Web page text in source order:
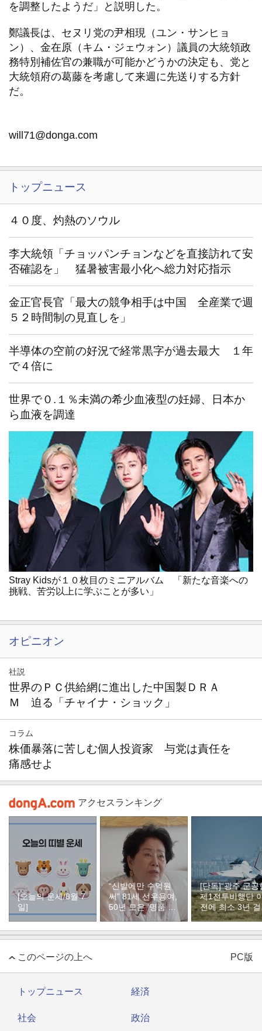
を調整したようだ」と説明した。
鄭議長は、セヌリ党の尹相現（ユン・サンヒョ
ン）、金在原（キム・ジェウォン）議員の大統領政
務特別補佐官の兼職が可能かどうかの決定も、党と
大統領府の葛藤を考慮して来週に先送りする方針
だ。
will71@donga.com
トップニュース
４０度、灼熱のソウル
李大統領「チョッパンチョンなどを直接訪れて安
否確認を」 猛暑被害最小化へ総力対応指示
金正官長官「最大の競争相手は中国 全産業で週
５２時間制の見直しを」
半導体の空前の好況で経常黒字が過去最大 １年
で４倍に
世界で０.１％未満の希少血液型の妊婦、日本か
ら血液を調達
Stray Kidsが１０枚目のミニアルバム 「新たな音楽への
挑戦、苦労以上に学ぶことが多い」
オピニオン
社説
世界のＰＣ供給網に進出した中国製ＤＲＡ
Ｍ 迫る「チャイナ・ショック」
コラム
株価暴落に苦しむ個人投資家 与党は責任を
痛感せよ
アクセスランキング
[오늘의 운세/8월 7
일]
“신발에만 수억원
써” 81세 선우용여,
50년 모은 ‘명품 구
두’ 컬렉션
[단독]“광주 군공
제1전투비행단
전에 최소 3년
듯”
このページの上へ PC版
トップニュース 経済
社会 政治